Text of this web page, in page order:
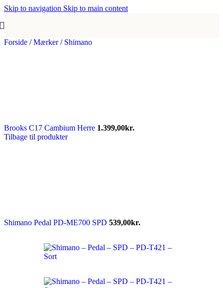
Skip to navigation Skip to main content
Forside / Mærker/ Shimano
Brooks C17 Cambium Herre 1.399,00kr.
Tilbage til produkter
Shimano Pedal PD-ME700 SPD 539,00kr.